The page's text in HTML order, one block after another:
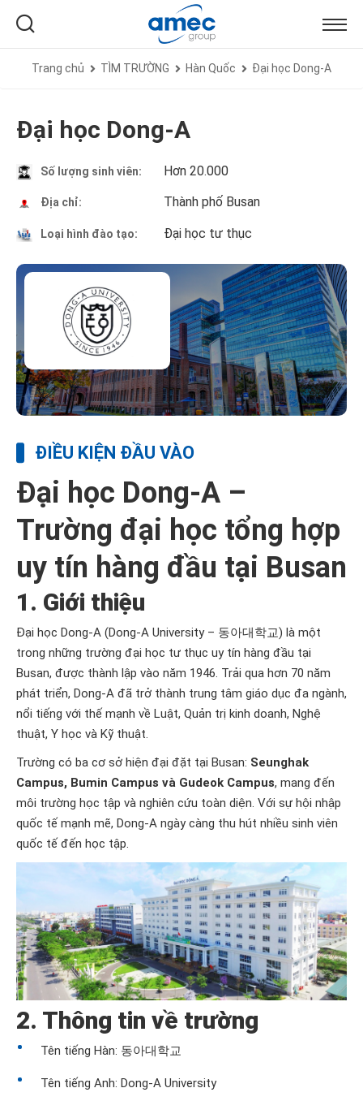
Trang chủ TÌM TRƯỜNG Hàn Quốc Đại học Dong-A
Đại học Dong-A
Số lượng sinh viên: Hơn 20.000
Địa chỉ: Thành phố Busan
Loại hình đào tạo: Đại học tư thục
ĐIỀU KIỆN ĐẦU VÀO
Đại học Dong-A –
Trường đại học tổng hợp
uy tín hàng đầu tại Busan
1. Giới thiệu
Đại học Dong-A (Dong-A University – 동아대학교) là một
trong những trường đại học tư thục uy tín hàng đầu tại
Busan, được thành lập vào năm 1946. Trải qua hơn 70 năm
phát triển, Dong-A đã trở thành trung tâm giáo dục đa ngành,
nổi tiếng với thế mạnh về Luật, Quản trị kinh doanh, Nghệ
thuật, Y học và Kỹ thuật.
Trường có ba cơ sở hiện đại đặt tại Busan: Seunghak
Campus, Bumin Campus và Gudeok Campus, mang đến
môi trường học tập và nghiên cứu toàn diện. Với sự hội nhập
quốc tế mạnh mẽ, Dong-A ngày càng thu hút nhiều sinh viên
quốc tế đến học tập.
2. Thông tin về trường
Tên tiếng Hàn: 동아대학교
Tên tiếng Anh: Dong-A University